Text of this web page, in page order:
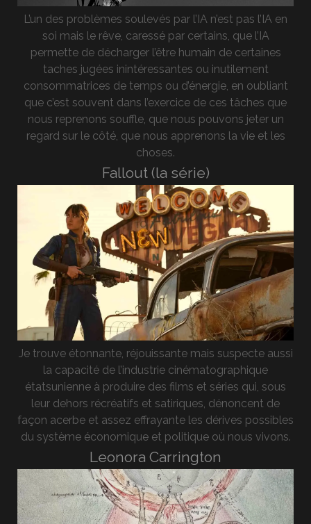
L’un des problèmes soulevés par l’IA n’est pas l’IA en
soi mais le rêve, caressé par certains, que l’IA
permette de décharger l’être humain de certaines
taches jugées inintéressantes ou inutilement
consommatrices de temps ou d’énergie, en oubliant
que c’est souvent dans l’exercice de ces tâches que
nous reprenons souffle, que nous pouvons jeter un
regard sur le côté, que nous apprenons la vie et les
choses.
Fallout (la série)
Je trouve étonnante, réjouissante mais suspecte aussi
la capacité de l’industrie cinématographique
étatsunienne à produire des films et séries qui, sous
leur dehors récréatifs et satiriques, dénoncent de
façon acerbe et assez effrayante les dérives possibles
du système économique et politique où nous vivons.
Leonora Carrington